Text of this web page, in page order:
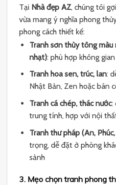
Tại Nhà đẹp AZ, chúng tôi
vừa mang ý nghĩa phong
phong cách thiết kế:
Tranh sơn thủy tông màu
nhạt): phù hợp không
Tranh hoa sen, trúc, lan:
Nhật Bản, Zen hoặc bán
Tranh cá chép, thác nước:
trung tính, hợp với nội
Tranh thư pháp (An,
trọng, dễ đặt ở phòng
sảnh
3. Mẹo chọn tranh phong